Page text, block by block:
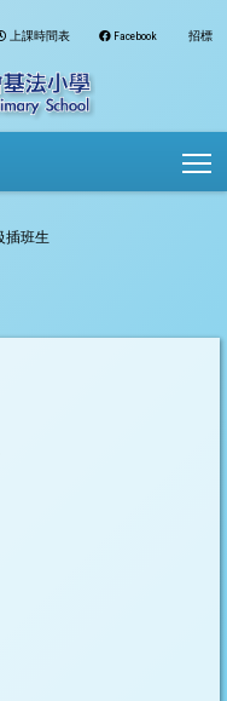
上課時間表 Facebook 招標
插班生